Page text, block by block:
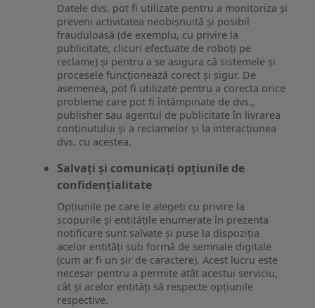
Datele dvs. pot fi utilizate pentru a monitoriza și
preveni activitatea neobișnuită și posibil
frauduloasă (de exemplu, cu privire la
publicitate, clicuri efectuate de roboți pe
reclame) și pentru a se asigura că sistemele și
procesele funcționează corect și sigur. De
asemenea, pot fi utilizate pentru a corecta orice
probleme care pot fi întâmpinate de dvs.,
publisher sau agentul de publicitate în livrarea
conținutului și a reclamelor și la interacțiunea
dvs. cu acestea.
Salvați și comunicați opțiunile de
confidențialitate
Opțiunile pe care le alegeți cu privire la
scopurile și entitățile enumerate în prezenta
notificare sunt salvate și puse la dispoziția
acelor entități sub formă de semnale digitale
(cum ar fi un șir de caractere). Acest lucru este
necesar pentru a permite atât acestui serviciu,
cât și acelor entități să respecte opțiunile
respective.